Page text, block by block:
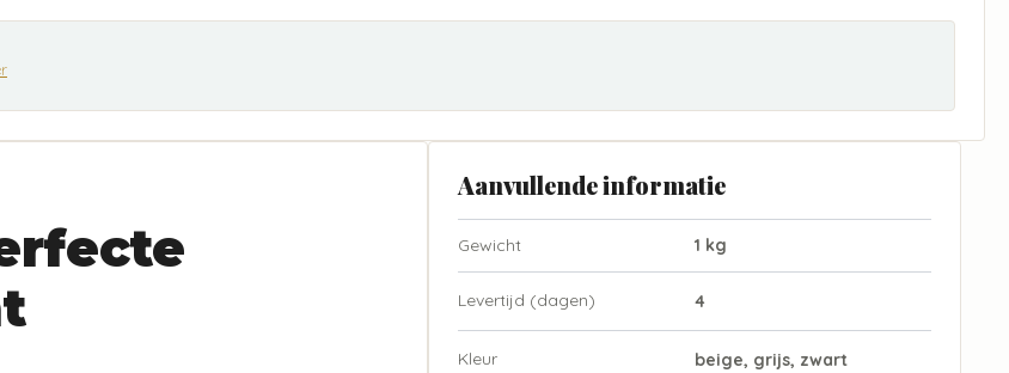
Aanvullende informatie
Gewicht 1 kg
Levertijd (dagen) 4
Kleur beige, grijs, zwart